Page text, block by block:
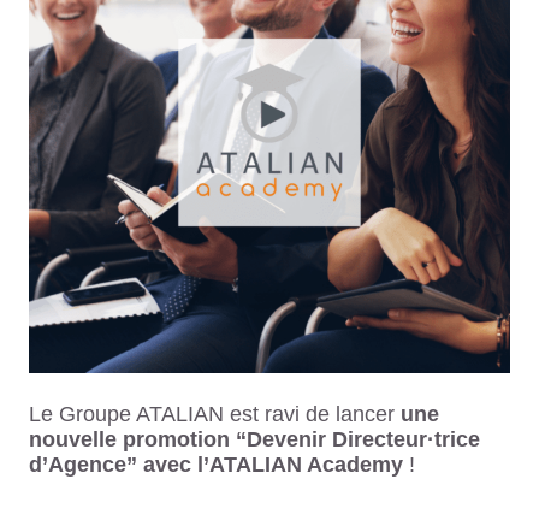
Le Groupe ATALIAN est ravi de lancer une
nouvelle promotion “Devenir Directeur·trice
d’Agence” avec l’ATALIAN Academy !